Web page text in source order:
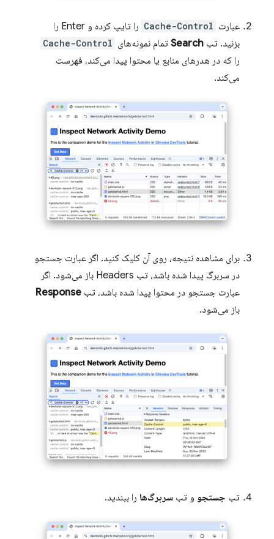
عبارت Cache-Control
را تایپ کرده و Enter را
بزنید. تب Search تمام نمونه‌های Cache-Control
را که در هدرهای منابع یا محتوا پیدا می‌کند، فهرست
می‌کند.
برای مشاهده نتیجه، روی آن کلیک کنید. اگر عبارت جستجو
در سربرگ پیدا شده باشد، تب Headers باز می‌شود. اگر
عبارت جستجو در محتوا پیدا شده باشد، تب Response
باز می‌شود.
تب جستجو و تب سربرگ‌ها را ببندید.